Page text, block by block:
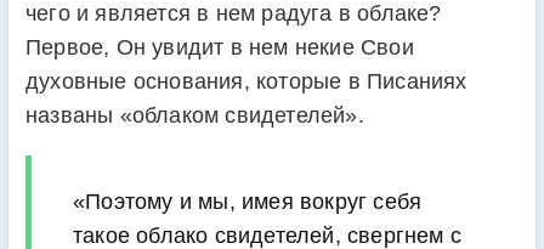
чего и является в нем радуга в облаке?
Первое, Он увидит в нем некие Свои
духовные основания, которые в Писаниях
названы «облаком свидетелей».
«Поэтому и мы, имея вокруг себя
такое облако свидетелей, свергнем с